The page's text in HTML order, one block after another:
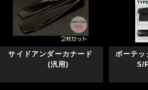
サイドアンダーカナード
(汎用)
ボーテッ
S/